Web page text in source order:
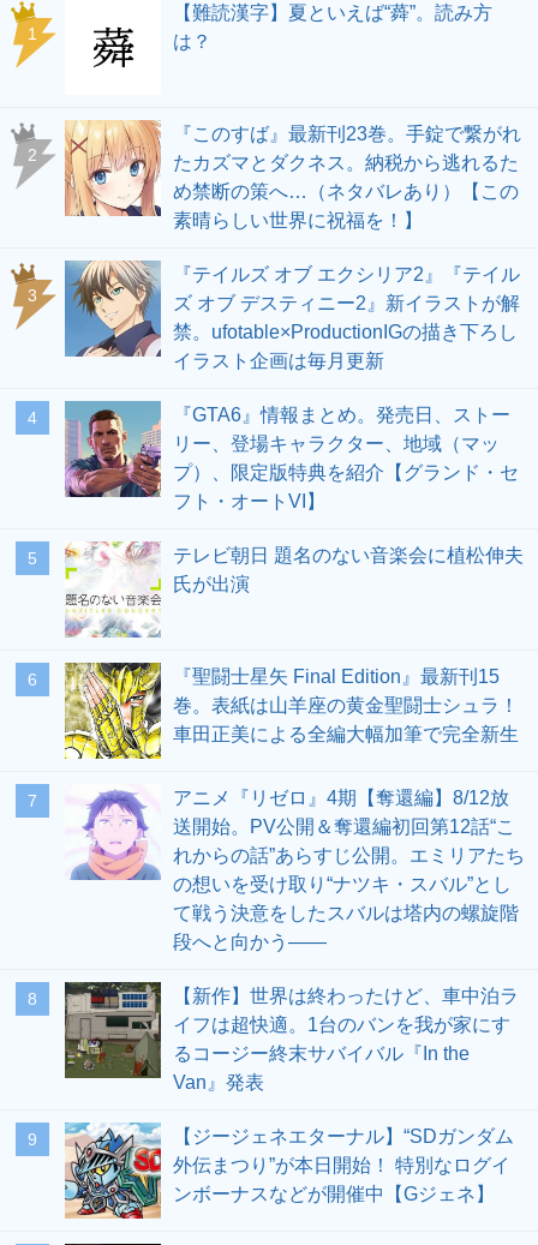
1
【難読漢字】夏といえば“蕣”。読み方
は？
2
『このすば』最新刊23巻。手錠で繋がれ
たカズマとダクネス。納税から逃れるた
め禁断の策へ…（ネタバレあり）【この
素晴らしい世界に祝福を！】
3
『テイルズ オブ エクシリア2』『テイル
ズ オブ デスティニー2』新イラストが解
禁。ufotable×ProductionIGの描き下ろし
イラスト企画は毎月更新
4
『GTA6』情報まとめ。発売日、ストー
リー、登場キャラクター、地域（マッ
プ）、限定版特典を紹介【グランド・セ
フト・オートVI】
5
テレビ朝日 題名のない音楽会に植松伸夫
氏が出演
6
『聖闘士星矢 Final Edition』最新刊15
巻。表紙は山羊座の黄金聖闘士シュラ！
車田正美による全編大幅加筆で完全新生
7
アニメ『リゼロ』4期【奪還編】8/12放
送開始。PV公開＆奪還編初回第12話“こ
れからの話”あらすじ公開。エミリアたち
の想いを受け取り“ナツキ・スバル”とし
て戦う決意をしたスバルは塔内の螺旋階
段へと向かう――
8
【新作】世界は終わったけど、車中泊ラ
イフは超快適。1台のバンを我が家にす
るコージー終末サバイバル『In the
Van』発表
9
【ジージェネエターナル】“SDガンダム
外伝まつり”が本日開始！ 特別なログイ
ンボーナスなどが開催中【Gジェネ】